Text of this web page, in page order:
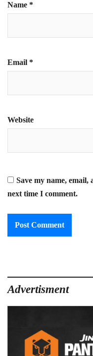
Name *
Email *
Website
Save my name,
next time I comment.
Advertisment